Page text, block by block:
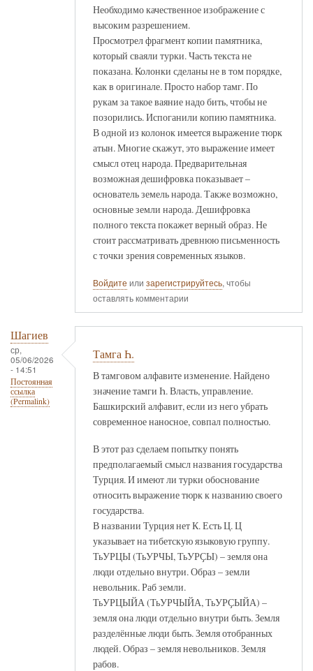
Необходимо качественное изображение с
высоким разрешением.
Просмотрел фрагмент копии памятника,
который сваяли турки. Часть текста не
показана. Колонки сделаны не в том порядке,
как в оригинале. Просто набор тамг. По
рукам за такое ваяние надо бить, чтобы не
позорились. Испоганили копию памятника.
В одной из колонок имеется выражение тюрк
атын. Многие скажут, это выражение имеет
смысл отец народа. Предварительная
возможная дешифровка показывает –
основатель земель народа. Также возможно,
основные земли народа. Дешифровка
полного текста покажет верный образ. Не
стоит рассматривать древнюю письменность
с точки зрения современных языков.
Войдите или зарегистрируйтесь, чтобы
оставлять комментарии
Шагиев
ср,
05/06/2026
- 14:51
Постоянная
ссылка
(Permalink)
Тамга Һ.
В тамговом алфавите изменение. Найдено
значение тамги Һ. Власть, управление.
Башкирский алфавит, если из него убрать
современное наносное, совпал полностью.
В этот раз сделаем попытку понять
предполагаемый смысл названия государства
Турция. И имеют ли турки обоснование
относить выражение тюрк к названию своего
государства.
В названии Турция нет К. Есть Ц. Ц
указывает на тибетскую языковую группу.
ТьУРЦЫ (ТьУРЧЫ, ТьУРҪЫ) – земля она
люди отдельно внутри. Образ – земли
невольник. Раб земли.
ТьУРЦЫЙА (ТьУРЧЫЙА, ТьУРҪЫЙА) –
земля она люди отдельно внутри быть. Земля
разделённые люди быть. Земля отобранных
людей. Образ – земля невольников. Земля
рабов.